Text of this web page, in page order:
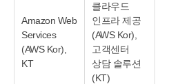
Amazon Web
Services
(AWS Kor),
KT
클라우드
인프라 제공
(AWS Kor),
고객센터
상담 솔루션
(KT)